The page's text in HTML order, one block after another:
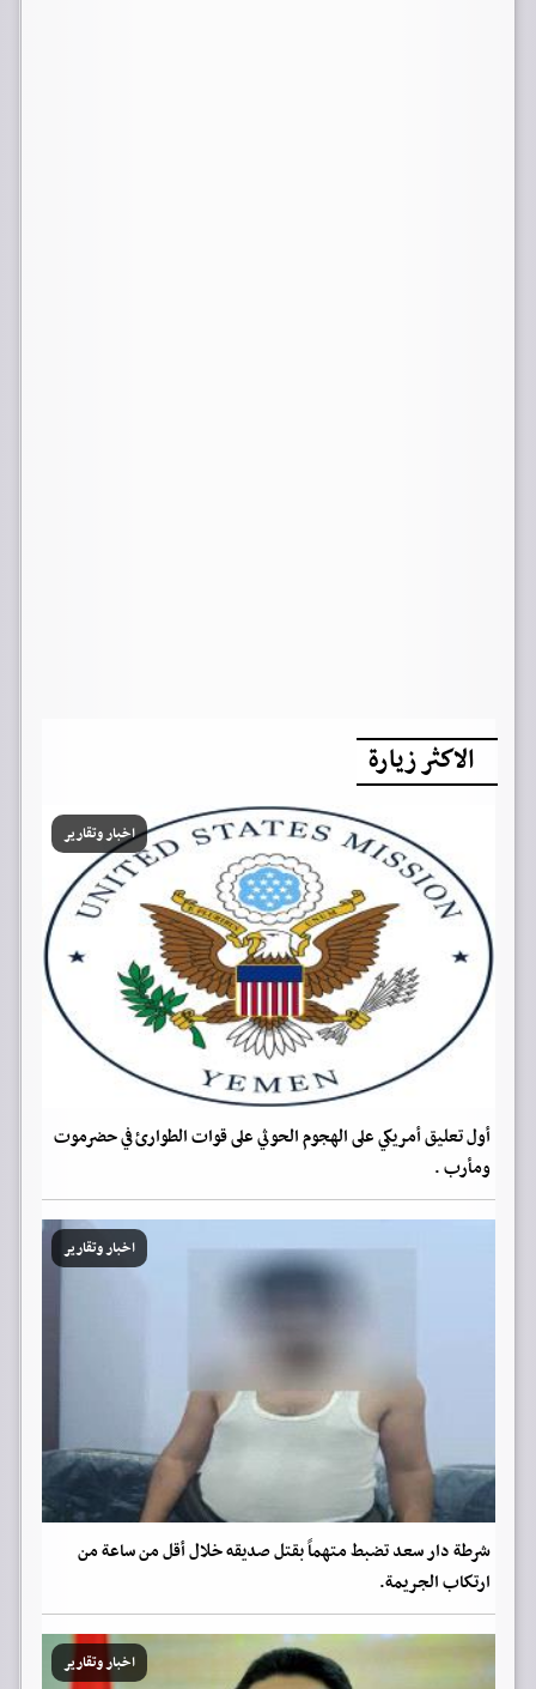
الاكثر زيارة
اخبار وتقارير
أول تعليق أمريكي على الهجوم الحوثي على قوات الطوارئ في حضرموت
ومأرب .
اخبار وتقارير
شرطة دار سعد تضبط متهماً بقتل صديقه خلال أقل من ساعة من
ارتكاب الجريمة.
اخبار وتقارير